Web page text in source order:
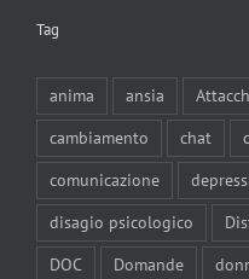
Tag
anima ansia
cambiamento
chat
comunicazione
disagio psicologico
DOC
Domande